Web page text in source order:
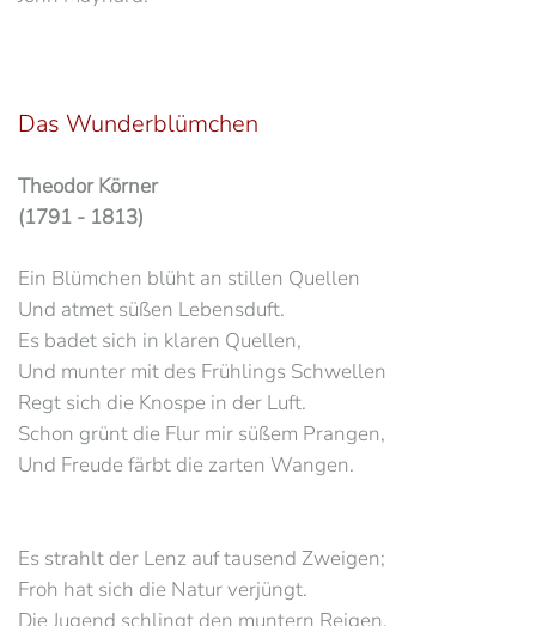
Das Wunderblümchen
Theodor Körner
(1791 - 1813)
Ein Blümchen blüht an stillen Quellen
Und atmet süßen Lebensduft.
Es badet sich in klaren Quellen,
Und munter mit des Frühlings Schwellen
Regt sich die Knospe in der Luft.
Schon grünt die Flur mir süßem Prangen,
Und Freude färbt die zarten Wangen.
Es strahlt der Lenz auf tausend Zweigen;
Froh hat sich die Natur verjüngt.